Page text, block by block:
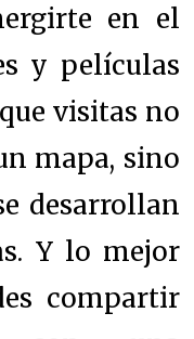
en el
y películas
visitas no
mapa, sino
desarrollan
Y lo mejor
compartir